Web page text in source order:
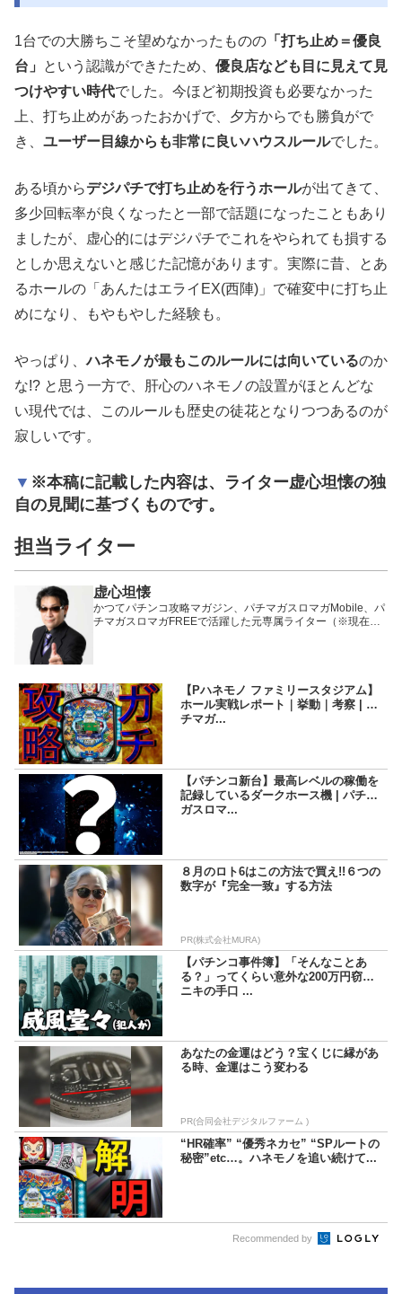
1台での大勝ちこそ望めなかったものの 「打ち止め＝優良
台」
という認識ができたため、 優良店なども目に見えて見
つけやすい時代でした。今ほど初期投資も必要なかった
上、打ち止めがあったおかげで、夕方からでも勝負がで
き、 ユーザー目線からも非常に良いハウスルールでした。
ある頃からデジパチで打ち止めを行うホールが出てきて、
多少回転率が良くなったと一部で話題になったこともあり
ましたが、虚心的にはデジパチでこれをやられても損する
としか思えないと感じた記憶があります。実際に昔、とあ
るホールの「あんたはエライEX(西陣)」で確変中に打ち止
めになり、もやもやした経験も。
やっぱり、ハネモノが最もこのルールには向いているのか
な!? と思う一方で、肝心のハネモノの設置がほとんどな
い現代では、このルールも歴史の徒花となりつつあるのが
寂しいです。
※本稿に記載した内容は、ライター虚心坦懐の独
自の見聞に基づくものです。
担当ライター
虚心坦懐
かつてパチンコ攻略マガジン、パチマガスロマガMobile、パ
チマガスロマガFREEで活躍した元専属ライター（※現在は
【Pハネモノ ファミリースタジアム】
ホール実戦レポート｜挙動｜考察 | パ
チマガ...
【パチンコ新台】最高レベルの稼働を
記録しているダークホース機 | パチマ
ガスロマ...
８月のロト6はこの方法で買え!!６つの
数字が『完全一致』する方法
PR(株式会社MURA)
【パチンコ事件簿】「そんなことあ
る？」ってくらい意外な200万円窃盗
ニキの手口 ...
あなたの金運はどう？宝くじに縁があ
る時、金運はこう変わる
PR(合同会社デジタルファーム )
“HR確率” “優秀ネカセ” “SPルートの
秘密”etc…。ハネモノを追い続けて...
Recommended by